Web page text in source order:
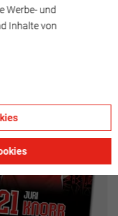
Werbe- und
Inhalte von